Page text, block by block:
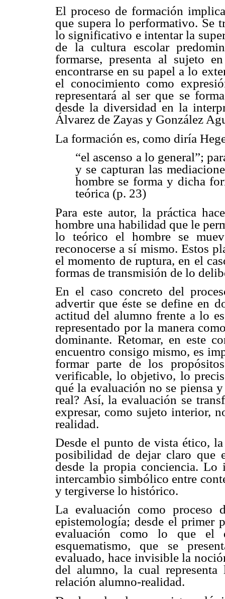
El proceso de formación
que supera lo performativo. Se
lo significativo e intentar la
de la cultura escolar
formarse, presenta al sujeto
encontrarse en su papel a lo
el conocimiento como
representará al ser que se
desde la diversidad en la
Álvarez de Zayas y González
La formación es, como diría
“el ascenso a lo general”;
y se capturan las
hombre se forma y dicha
teórica (p. 23)
Para este autor, la práctica
hombre una habilidad que le
lo teórico el hombre se
reconocerse a sí mismo. Estos
el momento de ruptura, en el
formas de transmisión de lo
En el caso concreto del
advertir que éste se define en
actitud del alumno frente a lo
representado por la manera
dominante. Retomar, en este
encuentro consigo mismo, es
formar parte de los
verificable, lo objetivo, lo
qué la evaluación no se piensa
real? Así, la evaluación se
expresar, como sujeto interior,
realidad.
Desde el punto de vista ético,
posibilidad de dejar claro que
desde la propia conciencia. Lo
intercambio simbólico entre
y tergiverse lo histórico.
La evaluación como proceso
epistemología; desde el primer
evaluación como lo que el
esquematismo, que se
evaluado, hace invisible la
del alumno, la cual
relación alumno-realidad.